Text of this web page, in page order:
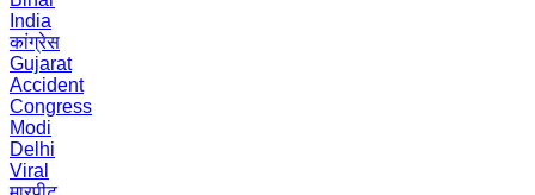
India
कांग्रेस
Gujarat
Accident
Congress
Modi
Delhi
Viral